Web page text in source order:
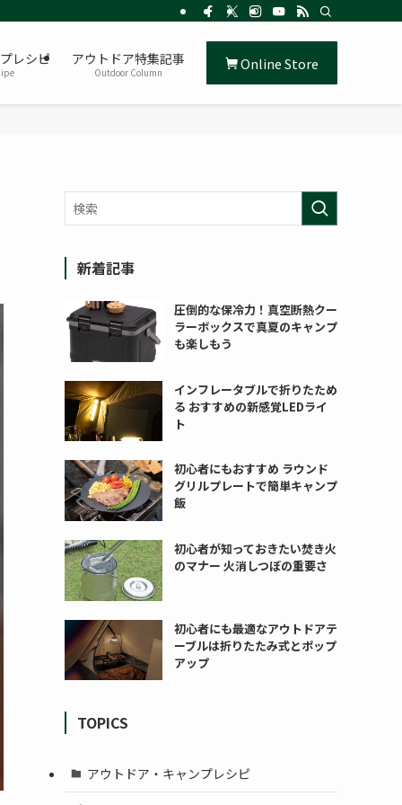
レシピ アウトドア特集記事
Outdoor Column Online Store
新着記事
圧倒的な保冷力！真空断熱クー
ラーボックスで真夏のキャンプ
も楽しもう
インフレータブルで折りたため
る おすすめの新感覚LEDライ
ト
初心者にもおすすめ ラウンド
グリルプレートで簡単キャンプ
飯
初心者が知っておきたい焚き火
のマナー 火消しつぼの重要さ
初心者にも最適なアウトドアテ
ーブルは折りたたみ式とポップ
アップ
TOPICS
アウトドア・キャンプレシピ